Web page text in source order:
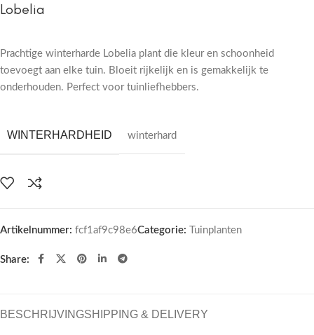
Lobelia
Prachtige winterharde Lobelia plant die kleur en schoonheid
toevoegt aan elke tuin. Bloeit rijkelijk en is gemakkelijk te
onderhouden. Perfect voor tuinliefhebbers.
WINTERHARDHEID winterhard
Artikelnummer: fcf1af9c98e6Categorie: Tuinplanten
Share:
BESCHRIJVINGSHIPPING & DELIVERY